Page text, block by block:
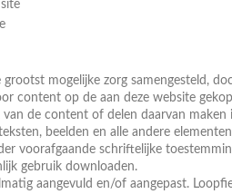
mogelijke zorg samengesteld,
content op de aan deze website
de content of delen daarvan
beelden en alle andere
voorafgaande schriftelijke
gebruik downloaden.
aangevuld en/of aangepast.